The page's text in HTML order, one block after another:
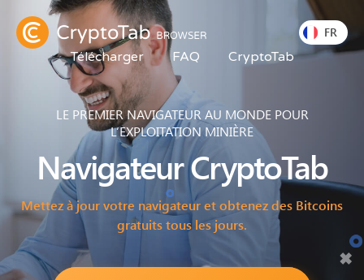
FR
Télécharger FAQ CryptoTab
LE PREMIER NAVIGATEUR AU MONDE POUR
L’EXPLOITATION MINIÈRE
NavigateurCryptoTab
Mettez à jour votre navigateur et obtenez des Bitcoins
gratuits tous les jours.